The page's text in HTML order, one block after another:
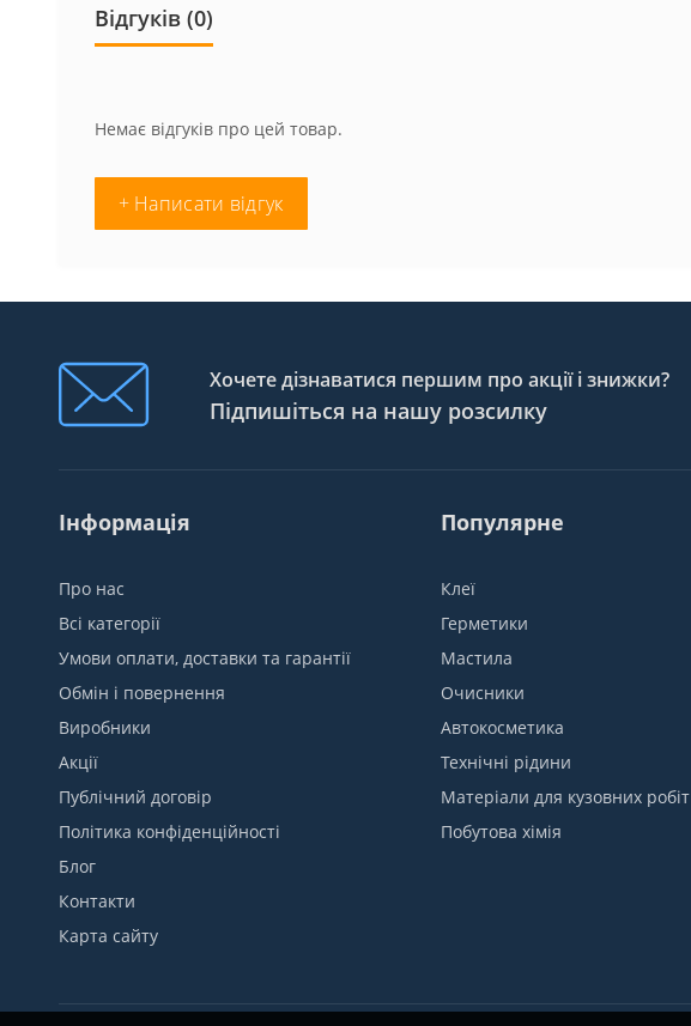
Відгуків (0)
Немає відгуків про цей товар.
+ Написати відгук
Хочете дізнаватися першим про акції і знижки?
Підпишіться на нашу розсилку
Інформація
Про нас
Всі категорії
Умови оплати, доставки та гарантії
Обмін і повернення
Виробники
Акції
Публічний договір
Політика конфіденційності
Блог
Контакти
Карта сайту
Популярне
Клеї
Герметики
Мастила
Очисники
Автокосметика
Технічні рідини
Матеріали для кузовних робіт
Побутова хімія